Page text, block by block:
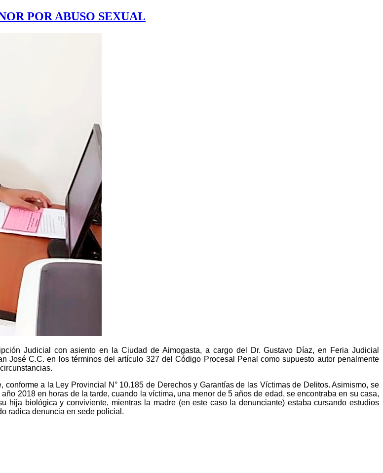
POR ABUSO SEXUAL
Judicial con asiento en la Ciudad de Aimogasta, a cargo del Dr. Gustavo Díaz, en Feria Judicial
José C.C. en los términos del artículo 327 del Código Procesal Penal como supuesto autor penalmente
a la Ley Provincial N° 10.185 de Derechos y Garantías de las Víctimas de Delitos. Asimismo, se
2018 en horas de la tarde, cuando la víctima, una menor de 5 años de edad, se encontraba en su casa,
biológica y conviviente, mientras la madre (en este caso la denunciante) estaba cursando estudios
radica denuncia en sede policial.